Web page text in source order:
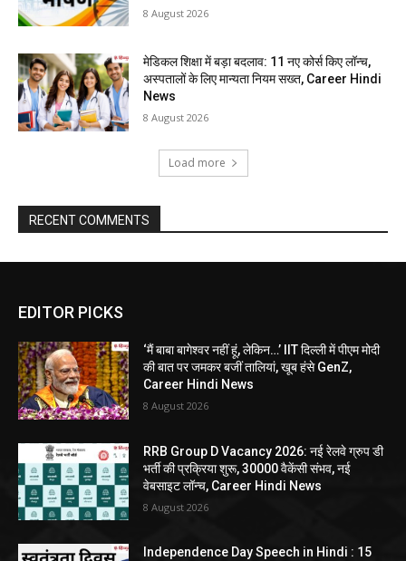
8 August 2026
मेडिकल शिक्षा में बड़ा बदलाव: 11 नए कोर्स किए लॉन्च,
अस्पतालों के लिए मान्यता नियम सख्त, Career Hindi
News
8 August 2026
Load more
RECENT COMMENTS
EDITOR PICKS
‘मैं बाबा बागेश्वर नहीं हूं, लेकिन…’ IIT दिल्ली में पीएम मोदी
की बात पर जमकर बजीं तालियां, खूब हंसे GenZ,
Career Hindi News
8 August 2026
RRB Group D Vacancy 2026: नई रेलवे ग्रुप डी
भर्ती की प्रक्रिया शुरू, 30000 वैकेंसी संभव, नई
वेबसाइट लॉन्च, Career Hindi News
8 August 2026
Independence Day Speech in Hindi : 15